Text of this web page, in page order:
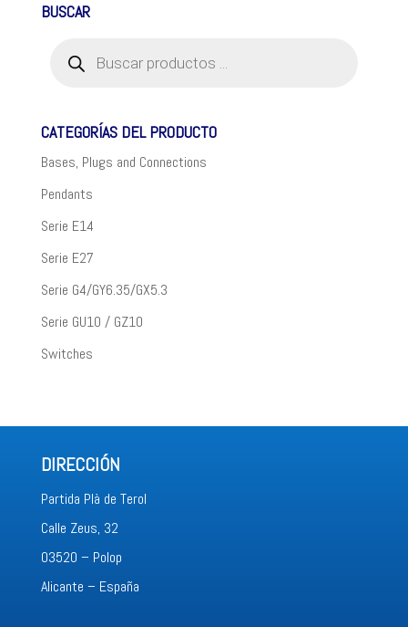
BUSCAR
search
CATEGORÍAS DEL PRODUCTO
Bases, Plugs and Connections
Pendants
Serie E14
Serie E27
Serie G4/GY6.35/GX5.3
Serie GU10 / GZ10
Switches
DIRECCIÓN
Partida Plà de Terol
Calle Zeus, 32
03520 – Polop
Alicante – España